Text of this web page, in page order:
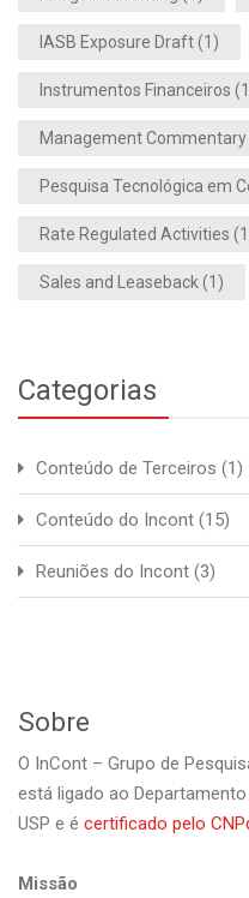
IASB Exposure Draft(1)
Instrumentos Financeiros
Management Commentary
Pesquisa Tecnológica em
Rate Regulated Activities
Sales and Leaseback (1)
Categorias
Conteúdo de Terceiros (1)
Conteúdo do Incont (15)
Reuniões do Incont (3)
Sobre
O InCont – Grupo de
está ligado ao
USP e é certificado pelo
Missão